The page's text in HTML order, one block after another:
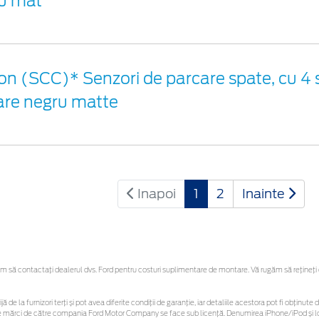
(SCC)* Senzori de parcare spate, cu 4
negru matte
Inapoi 1 2 Inainte
să contactaţi dealerul dvs. Ford pentru costuri suplimentare de montare. Vă rugăm să
de la furnizori terți și pot avea diferite condiții de garanție, iar detaliile acestora pot fi
mărci de către compania Ford Motor Company se face sub licență. Denumirea iPhone/iPod